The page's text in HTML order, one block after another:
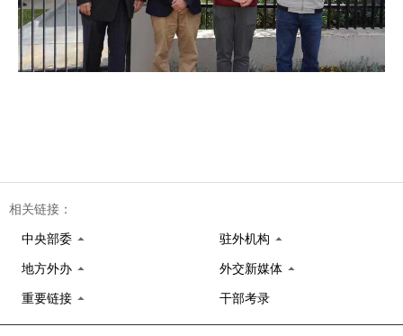
相关链接：
中央部委 驻外机构
地方外办 外交新媒体
重要链接 干部考录